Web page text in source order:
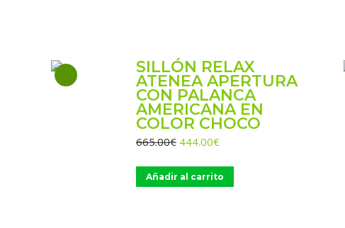
SILLÓN RELAX
ATENEA APERTURA
CON PALANCA
AMERICANA EN
COLOR CHOCO
665.00€ El
original
era:
444.00€El
actual
es:
Añadir al carrito